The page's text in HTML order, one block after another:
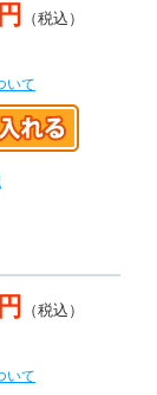
（税込）
いて
（税込）
いて